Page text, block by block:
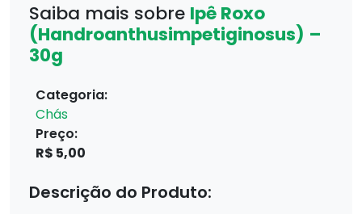
Saiba mais sobre Ipê Roxo
(Handroanthusimpetiginosus) –
30g
Categoria:
Chás
Preço:
R$ 5,00
Descrição do Produto: